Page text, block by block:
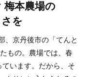
本農場の
を
、京丹後市の「てんと
もの。農場では、春
います。だから、そ